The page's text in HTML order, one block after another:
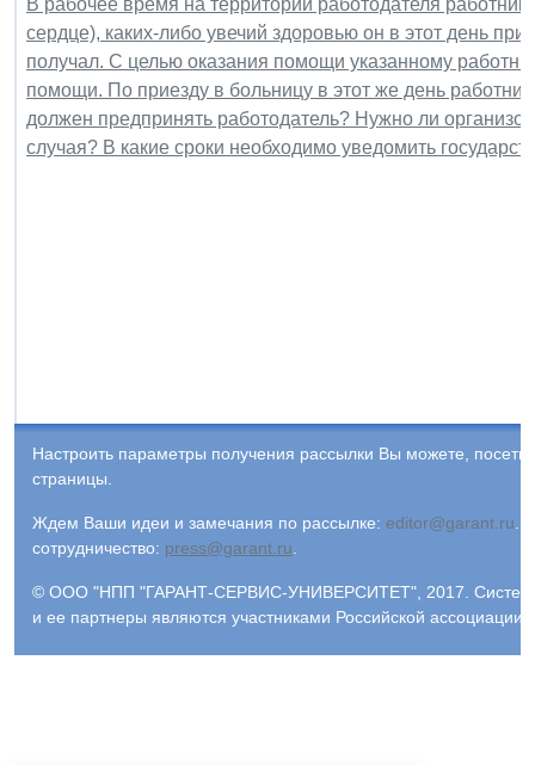
сердце), каких-либо увечий здоровью он в этот день
получал. С целью оказания помощи указанному
помощи. По приезду в больницу в этот же день
должен предпринять работодатель? Нужно ли
случая? В какие сроки необходимо уведомить
Настроить параметры получения рассылки Вы можете,
страницы.
Ждем Ваши идеи и замечания по рассылке: editor@garant.ru
сотрудничество: press@garant.ru
© ООО "НПП "ГАРАНТ-СЕРВИС-УНИВЕРСИТЕТ", 2017. Система
и ее партнеры являются участниками Российской